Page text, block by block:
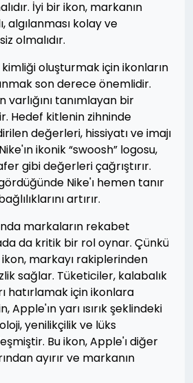
İyi bir ikon, markanın
algılanması kolay ve
olmalıdır.
kimliği oluşturmak için ikonların
son derece önemlidir.
varlığını tanımlayan bir
Hedef kitlenin zihninde
değerleri, hissiyatı ve imajı
ikonik “swoosh” logosu,
gibi değerleri çağrıştırır.
Nike'ı hemen tanır
artırır.
markaların rekabet
da kritik bir rol oynar. Çünkü
markayı rakiplerinden
sağlar. Tüketiciler, kalabalık
hatırlamak için ikonlara
Apple'ın yarı ısırık şeklindeki
yenilikçilik ve lüks
Bu ikon, Apple'ı diğer
ayırır ve markanın